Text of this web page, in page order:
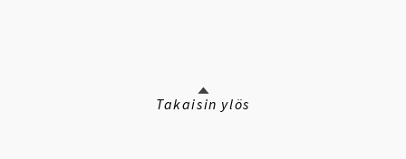
Takaisin ylös